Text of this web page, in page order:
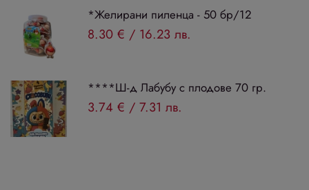
*Желирани пиленца - 50 бр/12
8.30 € / 16.23 лв.
****Ш-д Лабубу с плодове 70 гр.
3.74 € / 7.31 лв.